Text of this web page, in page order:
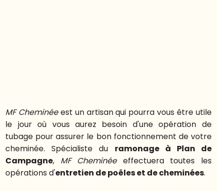
MF Cheminéeest un artisan qui pourra vous être utile
le jour où vous aurez besoin d'une opération de
tubage pour assurer le bon fonctionnement de votre
cheminée. Spécialiste du ramonage à Plan de
Campagne, MF Cheminéeeffectuera toutes les
opérations d'entretien de poêles et de cheminées.